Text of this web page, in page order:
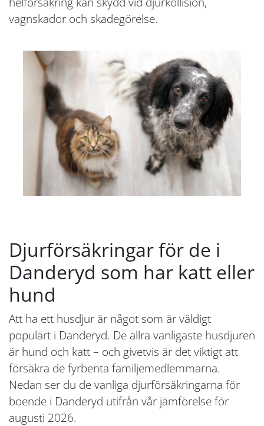
vagnskador och skadegörelse.
Djurförsäkringar för de i
Danderyd som har katt eller
hund
Att ha ett husdjur är något som är väldigt
populärt i Danderyd. De allra vanligaste husdjuren
är hund och katt – och givetvis är det viktigt att
försäkra de fyrbenta familjemedlemmarna.
Nedan ser du de vanliga djurförsäkringarna för
boende i Danderyd utifrån vår jämförelse för
augusti 2026.